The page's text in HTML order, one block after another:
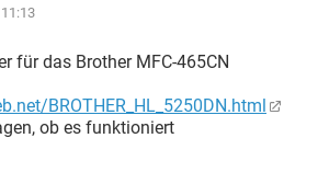
für das Brother MFC-465CN
BROTHER_HL_5250DN.html
ob es funktioniert